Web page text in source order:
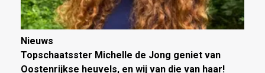
Nieuws
Topschaatsster Michelle de Jong geniet van
Oostenrijkse heuvels, en wij van die van haar!